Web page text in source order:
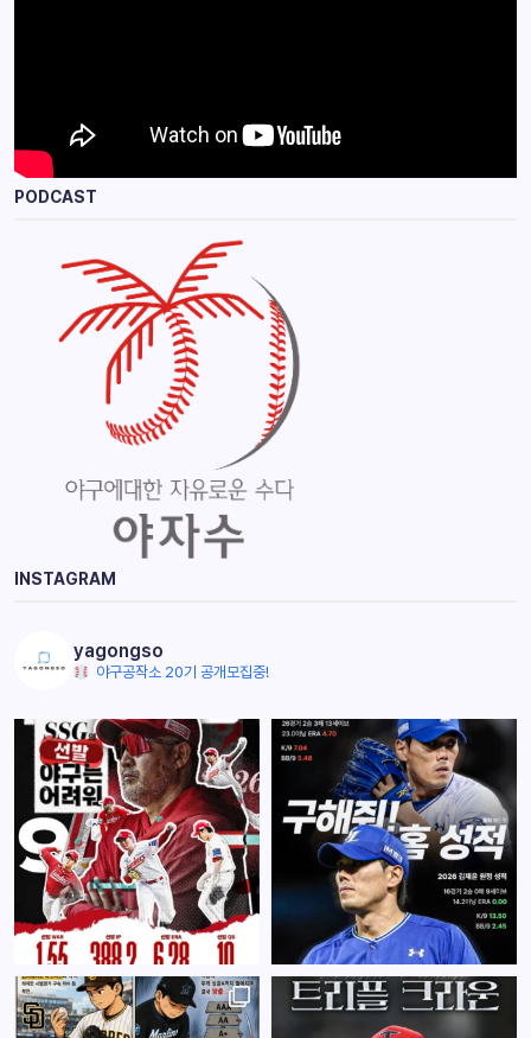
PODCAST
INSTAGRAM
yagongso
야구공작소 20기 공개모집중!